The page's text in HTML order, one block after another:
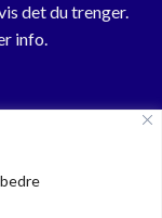
det du trenger.
info.